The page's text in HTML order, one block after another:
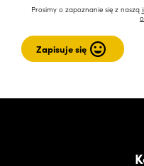
Prosimy o zapoznanie się z naszą